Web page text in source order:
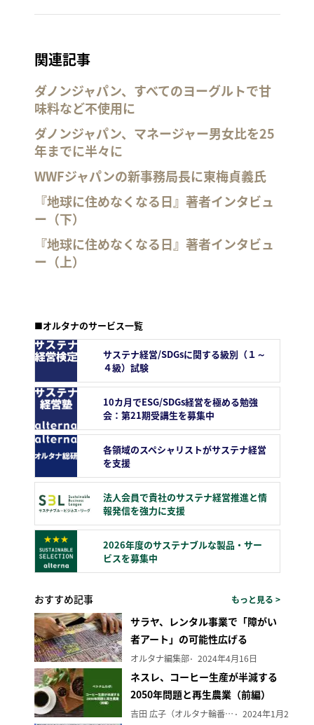
関連記事
ダノンジャパン、すべてのヨーグルトで甘
味料など不使用に
ダノンジャパン、マネージャー男女比を25
年までに半々に
WWFジャパンの新事務局長に東梅貞義氏
『地球に住めなくなる日』著者インタビュ
ー（下）
『地球に住めなくなる日』著者インタビュ
ー（上）
■オルタナのサービス一覧
サステナ経営/SDGsに関する級別（１～
４級）試験
10カ月でESG/SDGs経営を極める勉強
会：第21期受講生を募集中
各領域のスペシャリストがサステナ経営
を支援
法人会員で貴社のサステナ経営推進と情
報発信を強力に支援
2026年度のサステナブルな製品・サー
ビスを募集中
おすすめ記事 もっと見る >
サラヤ、レンタル事業で「障がい
者アート」の可能性広げる
オルタナ編集部 2024年4月16日
ネスレ、コーヒー生産が半減する
2050年問題と再生農業（前編）
吉田 広子（オルタナ輪番編集長） 2024年1月29日